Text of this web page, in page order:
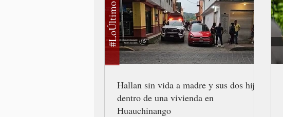
Hallan sin vida a madre y sus dos hijos
dentro de una vivienda en
Huauchinango
#LoÚltimo